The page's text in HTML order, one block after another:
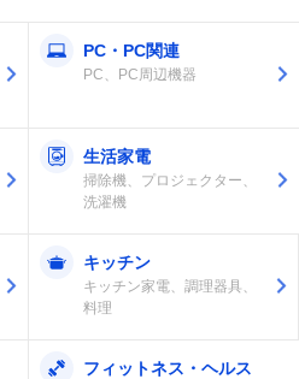
PC・PC関連
PC、PC周辺機器
生活家電
掃除機、プロジェクター、
洗濯機
キッチン
キッチン家電、調理器具、
料理
フィットネス・ヘルス